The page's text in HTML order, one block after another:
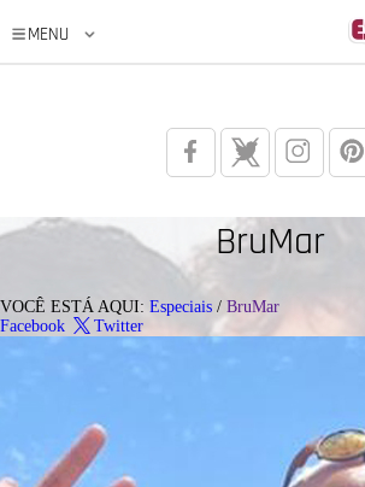
BruMar
VOCÊ ESTÁ AQUI: Especiais / BruMar
Facebook
Twitter